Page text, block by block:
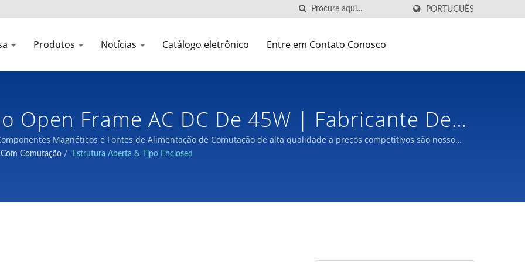
PORTUGUÊS
Produtos Notícias Catálogo eletrônico Entre em Contato Conosco
Open Frame AC DC De 45W | Fabricante De
Frequência | LTE
Magnéticos e Fontes de Alimentação de Comutação de alta qualidade a preços competitivos são nosso
Comutação / Estrutura Aberta & Tipo Enclosed